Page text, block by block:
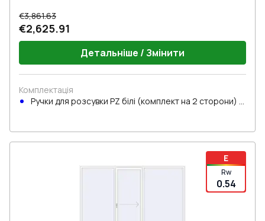
€3,861.63
€2,625.91
Детальніше / Змінити
Комплектація
Ручки для розсувки PZ білі (комплект на 2 сторони) з
E
Rw
0.54